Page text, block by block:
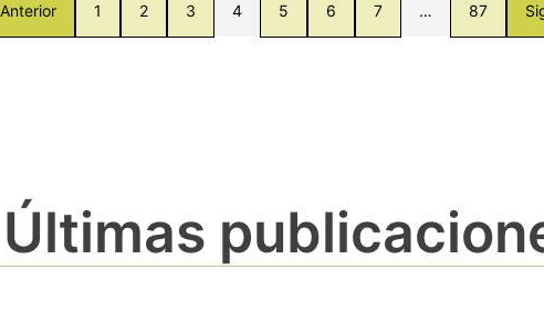
Anterior 1 2 3 4 5 6 7 … 87
Últimas